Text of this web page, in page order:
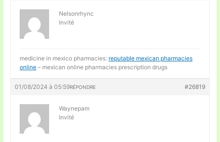
Nelsonrhync
Invité
medicine in mexico pharmacies: reputable mexican pharmacies
online – mexican online pharmacies prescription drugs
01/08/2024 à 05:59 #26819
RÉPONDRE
Waynepam
Invité